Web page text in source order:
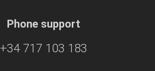
Phone support
+34 717 103 183